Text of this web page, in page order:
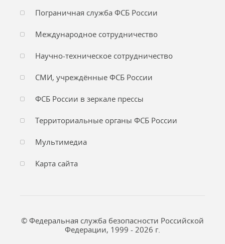
Пограничная служба ФСБ России
Международное сотрудничество
Научно-техническое сотрудничество
СМИ, учреждённые ФСБ России
ФСБ России в зеркале прессы
Территориальные органы ФСБ России
Мультимедиа
Карта сайта
© Федеральная служба безопасности Российской
Федерации, 1999 - 2026 г.